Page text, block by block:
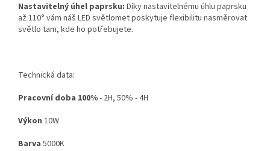
Nastavitelný úhel paprsku: Díky nastavitelnému úhlu paprsku
až 110° vám náš LED světlomet poskytuje flexibilitu nasměrovat
světlo tam, kde ho potřebujete.
Technická data:
Pracovní doba 100%- 2H, 50% - 4H
Výkon 10W
Barva 5000K